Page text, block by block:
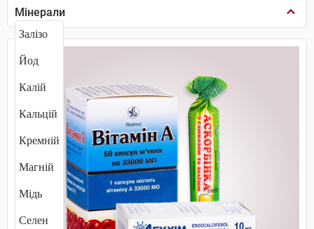
Мінерали
Залізо
Йод
Калій
Кальцій
Кремній
Магній
Мідь
Селен